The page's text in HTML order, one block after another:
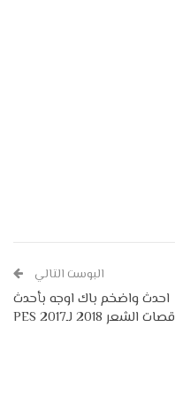
البوست التالي
احدث واضخم باك اوجه بأحدث
قصات الشعر 2018 لـPES 2017